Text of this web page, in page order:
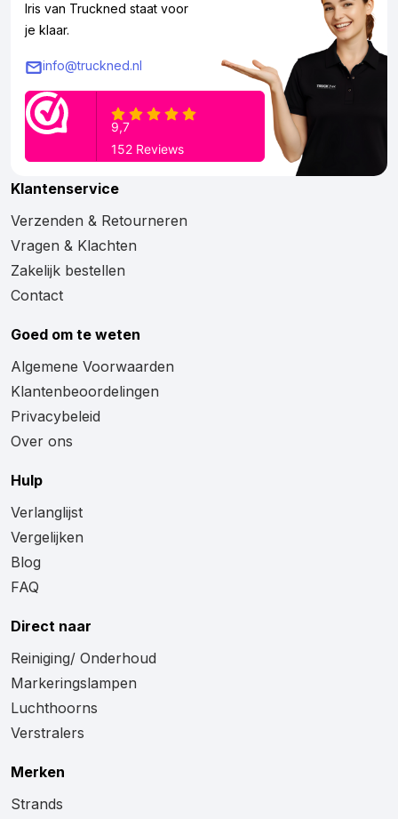
Iris van Truckned staat voor
je klaar.
info@truckned.nl
Klantenservice
Verzenden & Retourneren
Vragen & Klachten
Zakelijk bestellen
Contact
Goed om te weten
Algemene Voorwaarden
Klantenbeoordelingen
Privacybeleid
Over ons
Hulp
Verlanglijst
Vergelijken
Blog
FAQ
Direct naar
Reiniging/ Onderhoud
Markeringslampen
Luchthoorns
Verstralers
Merken
Strands